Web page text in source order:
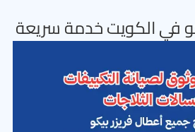
في الكويت خدمة سريعة